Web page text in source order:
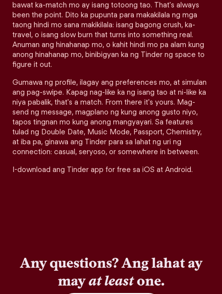
bawat ka-match mo ay isang totoong tao. That's always
been the point. Dito ka pupunta para makakilala ng mga
taong hindi mo sana makikilala: isang bagong crush, ka-
travel, o isang slow burn that turns into something real.
Anuman ang hinahanap mo, o kahit hindi mo pa alam kung
anong hinahanap mo, binibigyan ka ng Tinder ng space to
figure it out.
Gumawa ng profile, ilagay ang preferences mo, at simulan
ang pag-swipe. Kapag nag-like ka ng isang tao at ni-like ka
niya pabalik, that's a match. From there it's yours. Mag-
send ng message, magplano ng kung anong gusto niyo,
tapos tingnan mo kung anong mangyayari. Sa features
tulad ng Double Date, Music Mode, Passport, Chemistry,
at iba pa, ginawa ang Tinder para sa lahat ng uri ng
connection: casual, seryoso, or somewhere in between.
I-download ang Tinder app for free sa iOS at Android.
Any questions? Ang lahat ay
mayat leastone.